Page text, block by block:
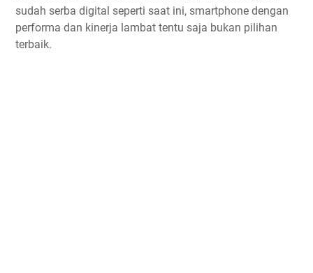
sudah serba digital seperti saat ini, smartphone dengan
performa dan kinerja lambat tentu saja bukan pilihan
terbaik.